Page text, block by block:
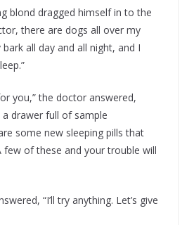
blond dragged himself in to the
there are dogs all over my
all day and all night, and I
you,” the doctor answered,
drawer full of sample
some new sleeping pills that
few of these and your trouble will
“I’ll try anything. Let’s give